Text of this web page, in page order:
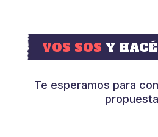
VOS SOS Y
Te esperamos para